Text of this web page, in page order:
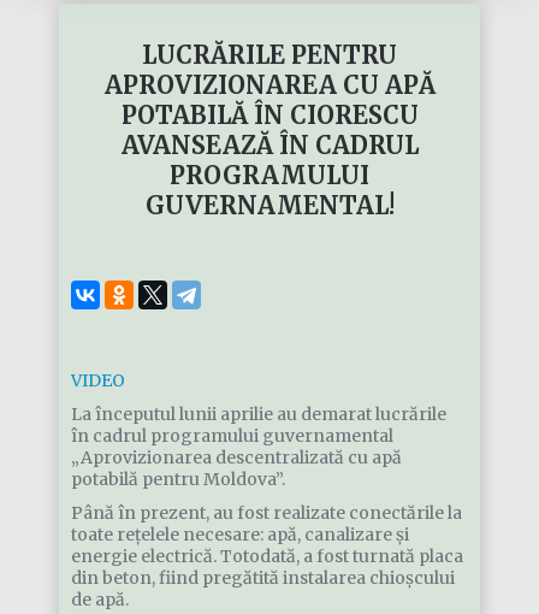
LUCRĂRILE PENTRU
APROVIZIONAREA CU APĂ
POTABILĂ ÎN CIORESCU
AVANSEAZĂ ÎN CADRUL
PROGRAMULUI
GUVERNAMENTAL!
VIDEO
La începutul lunii aprilie au demarat lucrările
în cadrul programului guvernamental
„Aprovizionarea descentralizată cu apă
potabilă pentru Moldova”.
Până în prezent, au fost realizate conectările la
toate rețelele necesare: apă, canalizare și
energie electrică. Totodată, a fost turnată placa
din beton, fiind pregătită instalarea chioșcului
de apă.